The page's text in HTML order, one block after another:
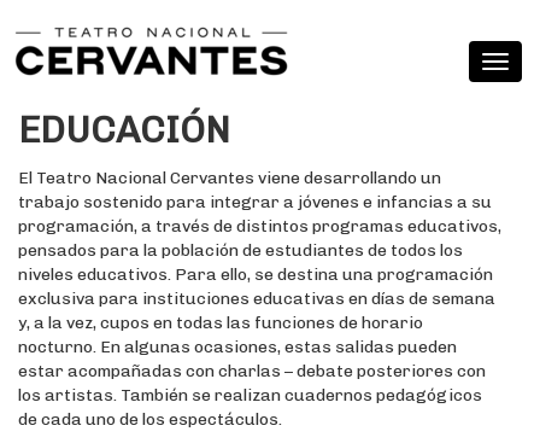
EDUCACIÓN
El Teatro Nacional Cervantes viene desarrollando un
trabajo sostenido para integrar a jóvenes e infancias a su
programación, a través de distintos programas educativos,
pensados para la población de estudiantes de todos los
niveles educativos. Para ello, se destina una programación
exclusiva para instituciones educativas en días de semana
y, a la vez, cupos en todas las funciones de horario
nocturno. En algunas ocasiones, estas salidas pueden
estar acompañadas con charlas – debate posteriores con
los artistas. También se realizan cuadernos pedagógicos
de cada uno de los espectáculos.